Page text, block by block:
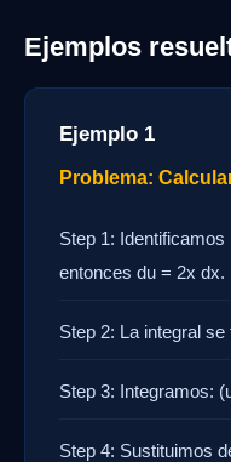
Ejemplos
Ejemplo 1
Problema:
Step 1: Identificamos
entonces du = 2x dx.
Step 2: La integral se
Step 3: Integramos:
Step 4: Sustituimos